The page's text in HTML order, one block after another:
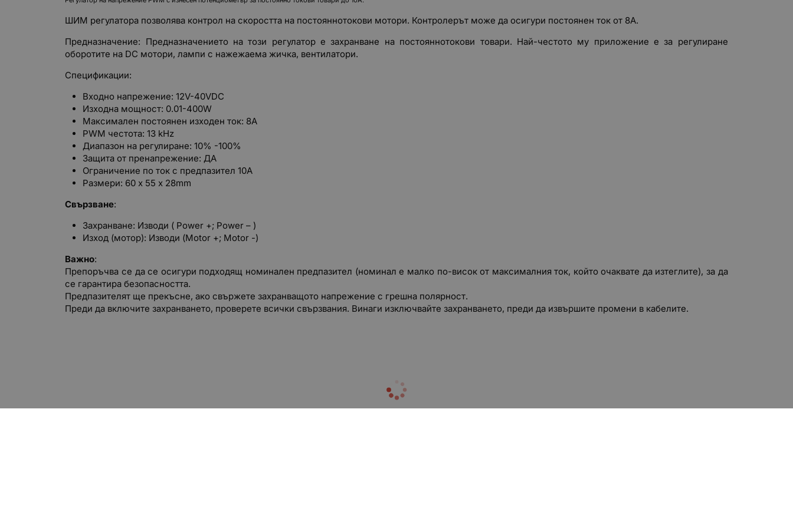
ШИМ регулатора позволява контрол на скоростта на постояннотокови мотори. Контролерът може да осигури постоянен ток от 8A.
Предназначение: Предназначението на този регулатор е захранване на постояннотокови товари. Най-честото му приложение е за регулиране
оборотите на DC мотори, лампи с нажежаема жичка, вентилатори.
Спецификации:
Входно напрежение: 12V-40VDC
Изходна мощност: 0.01-400W
Максимален постоянен изходен ток: 8A
PWM честота: 13 kHz
Диапазон на регулиране: 10% -100%
Защита от пренапрежение: ДА
Ограничение по ток с предпазител 10A
Размери: 60 х 55 х 28mm
Свързване:
Захранване: Изводи ( Power +; Power – )
Изход (мотор): Изводи (Motor +; Motor -)
Важно:
Препоръчва се да се осигури подходящ номинален предпазител (номинал е малко по-висок от максималния ток, който очаквате да изтеглите), за да
се гарантира безопасността.
Предпазителят ще прекъсне, ако свържете захранващото напрежение с грешна полярност.
Преди да включите захранването, проверете всички свързвания. Винаги изключвайте захранването, преди да извършите промени в кабелите.